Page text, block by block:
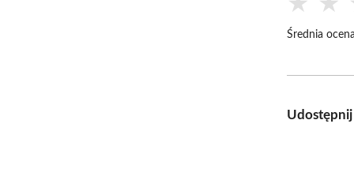
Średnia
Udostępnij